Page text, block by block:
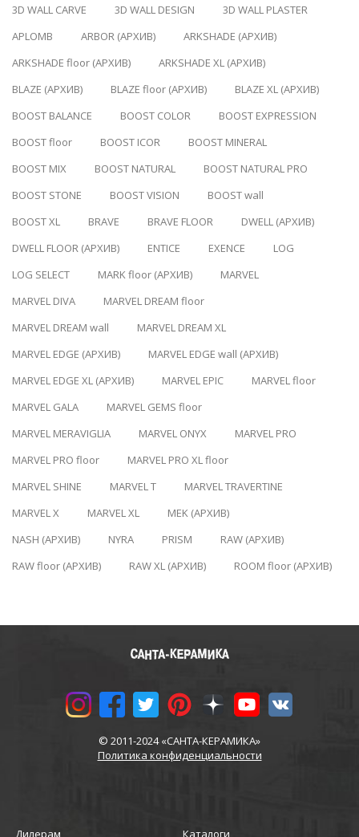
3D WALL CARVE 3D WALL DESIGN
3D WALL PLASTER
APLOMB
ARBOR (АРХИВ)
ARKSHADE (АРХИВ)
ARKSHADE floor (АРХИВ)
ARKSHADE XL (АРХИВ)
BLAZE (АРХИВ)
BLAZE floor (АРХИВ)
BLAZE XL (АРХИВ)
BOOST BALANCE
BOOST COLOR
BOOST EXPRESSION
BOOST floor
BOOST ICOR
BOOST MINERAL
BOOST MIX
BOOST NATURAL
BOOST NATURAL PRO
BOOST STONE
BOOST VISION
BOOST wall
BOOST XL
BRAVE BRAVE FLOOR
DWELL (АРХИВ)
DWELL FLOOR (АРХИВ)
ENTICE EXENCE
LOG
LOG SELECT
MARK floor (АРХИВ)
MARVEL
MARVEL DIVA
MARVEL DREAM floor
MARVEL DREAM wall
MARVEL DREAM XL
MARVEL EDGE (АРХИВ)
MARVEL EDGE wall (АРХИВ)
MARVEL EDGE XL (АРХИВ)
MARVEL EPIC
MARVEL floor
MARVEL GALA
MARVEL GEMS floor
MARVEL MERAVIGLIA
MARVEL ONYX
MARVEL PRO
MARVEL PRO floor
MARVEL PRO XL floor
MARVEL SHINE
MARVEL T
MARVEL TRAVERTINE
MARVEL X
MARVEL XL
MEK (АРХИВ)
NASH (АРХИВ)
NYRA PRISM
RAW (АРХИВ)
RAW floor (АРХИВ)
RAW XL (АРХИВ) ROOM floor (АРХИВ)
© 2011-2024 «САНТА-КЕРАМИКА»
Политика конфиденциальности
Дилерам Каталоги